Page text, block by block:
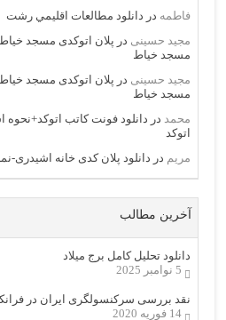
فاطمه در دانلود مطالعات اقليمي رشت
مجید حسینی در پلان اتوکدی مسجد خیاط
مسجد خیاط
مجید حسینی در پلان اتوکدی مسجد خیاط
مسجد خیاط
محمد در دانلود فونت کاتب اتوکد+نحوه
اتوکد
مریم در دانلود پلان کدی خانه اشیدری-
آخرین مطالب
دانلود تحلیل کامل برج میلاد
5 نوامبر 2025
نقد بررسی سرکنسولگری ایران در
14 فوریه 2020